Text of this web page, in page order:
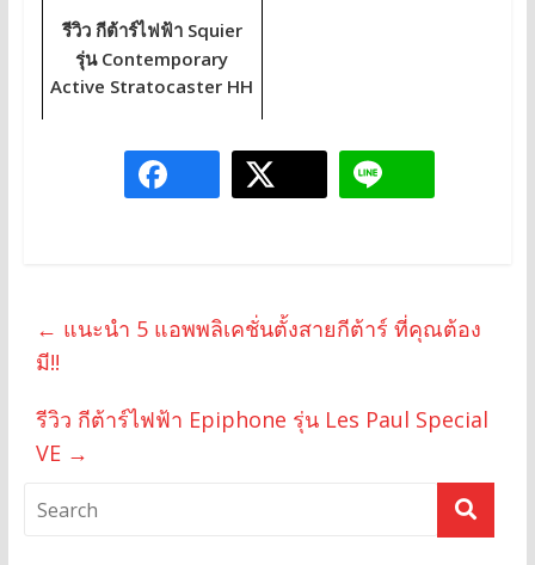
รีวิว กีต้าร์ไฟฟ้า Squier
รุ่น Contemporary
Active Stratocaster HH
← แนะนำ 5 แอพพลิเคชั่นตั้งสายกีต้าร์ ที่คุณต้อง
มี!!
รีวิว กีต้าร์ไฟฟ้า Epiphone รุ่น Les Paul Special
VE →